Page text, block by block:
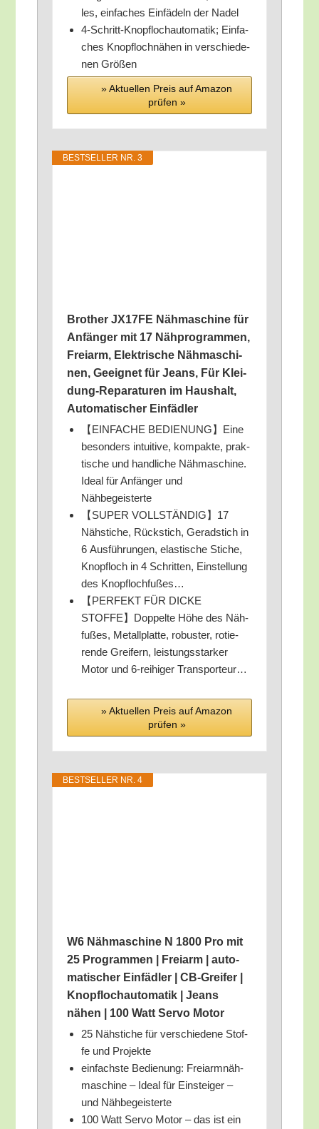
les, ein­fa­ches Ein­fä­deln der Nadel
4‑Schritt-Knopf­loch­au­to­ma­tik; Ein­fa­
ches Knopf­loch­nä­hen in ver­schie­de­
nen Größen
» Aktu­el­len Preis auf Ama­zon
prü­fen »
BEST­SEL­LER NR. 3
Brot­her JX17FE Näh­ma­schi­ne für
Anfän­ger mit 17 Näh­pro­gram­men,
Frei­arm, Elek­tri­sche Näh­ma­schi­
nen, Geeig­net für Jeans, Für Klei­
dung-Repa­ra­tu­ren im Haus­halt,
Auto­ma­ti­scher Einfädler
【EINFACHE BEDIENUNG】Eine
beson­ders intui­ti­ve, kom­pak­te, prak­
ti­sche und hand­li­che Näh­ma­schi­ne.
Ide­al für Anfän­ger und
Nähbegeisterte
【SUPER VOLLSTÄNDIG】17
Näh­sti­che, Rück­stich, Gerad­stich in
6 Aus­füh­run­gen, elas­ti­sche Sti­che,
Knopf­loch in 4 Schrit­ten, Ein­stel­lung
des Knopflochfußes…
【PERFEKT FÜR DICKE
STOFFE】Doppelte Höhe des Näh­
fu­ßes, Metall­plat­te, robus­ter, rotie­
ren­de Grei­fern, leis­tungs­star­ker
Motor und 6‑reihiger Transporteur…
» Aktu­el­len Preis auf Ama­zon
prü­fen »
BEST­SEL­LER NR. 4
W6 Näh­ma­schi­ne N 1800 Pro mit
25 Pro­gram­men | Frei­arm | auto­
ma­ti­scher Ein­fäd­ler | CB-Grei­fer |
Knopf­loch­au­to­ma­tik | Jeans
nähen | 100 Watt Ser­vo Motor
25 Näh­sti­che für ver­schie­de­ne Stof­
fe und Projekte
ein­fachs­te Bedie­nung: Frei­arm­näh­
ma­schi­ne – Ide­al für Ein­stei­ger –
und Nähbegeisterte
100 Watt Ser­vo Motor – das ist ein